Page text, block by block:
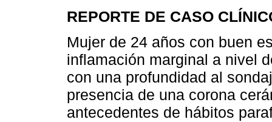
REPORTE DE CASO
Mujer de 24 años con buen
inflamación marginal a nivel
con una profundidad al
presencia de una corona
antecedentes de hábitos